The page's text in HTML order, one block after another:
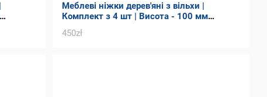
Меблеві ніжки дерев'яні з вільхи |
Комплект з 4 шт | Висота - 100 мм
Товщина - 45 мм
450zł